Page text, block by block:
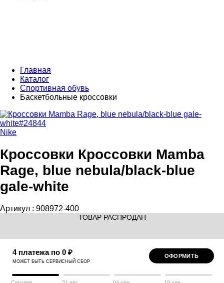
Главная
Каталог
Спортивная обувь
Баскетбольные кроссовки
Nike
Кроссовки Кроссовки Mamba
Rage, blue nebula/black-blue
gale-white
Артикул : 908972-400
ТОВАР РАСПРОДАН
4 платежа по 0 ₽
МОЖЕТ БЫТЬ СЕРВИСНЫЙ СБОР
ОФОРМИТЬ